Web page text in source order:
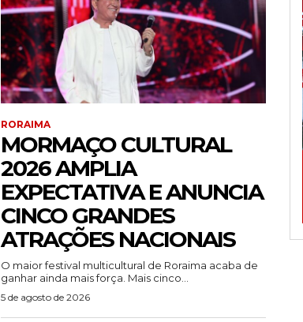
RORAIMA
MORMAÇO CULTURAL
2026 AMPLIA
EXPECTATIVA E ANUNCIA
CINCO GRANDES
ATRAÇÕES NACIONAIS
O maior festival multicultural de Roraima acaba de
ganhar ainda mais força. Mais cinco...
5 de agosto de 2026